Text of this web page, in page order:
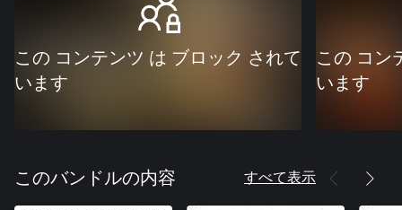
この コンテンツ は ブロック されて
います
この コン
います
このバンドルの内容 すべて表示